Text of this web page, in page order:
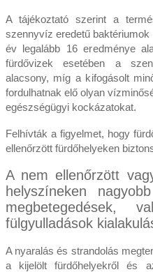
A tájékoztató szerint a
szennyvíz eredetű
év legalább 16 eredménye
fürdővizek esetében a
alacsony, míg a kifogásolt
fordulhatnak elő olyan
egészségügyi kockázatokat.
Felhívták a figyelmet, hogy
ellenőrzött fürdőhelyeken
A nem ellenőrzött
helyszíneken
megbetegedések,
fülgyulladások
A nyaralás és strandolás
a kijelölt fürdőhelyekről és